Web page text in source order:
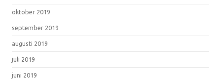
oktober 2019
september 2019
augusti 2019
juli 2019
juni 2019